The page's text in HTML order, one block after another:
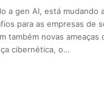
a gen AI, está mudando
para as empresas de
também novas
cibernética, o…